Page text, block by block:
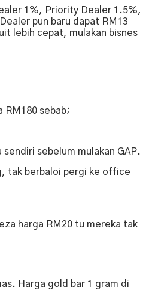
1%, Priority Dealer 1.5%,
pun baru dapat RM13
lebih cepat, mulakan bisnes
RM180 sebab;
sebelum mulakan GAP.
tak berbaloi pergi ke office
harga RM20 tu mereka tak
Harga gold bar 1 gram di